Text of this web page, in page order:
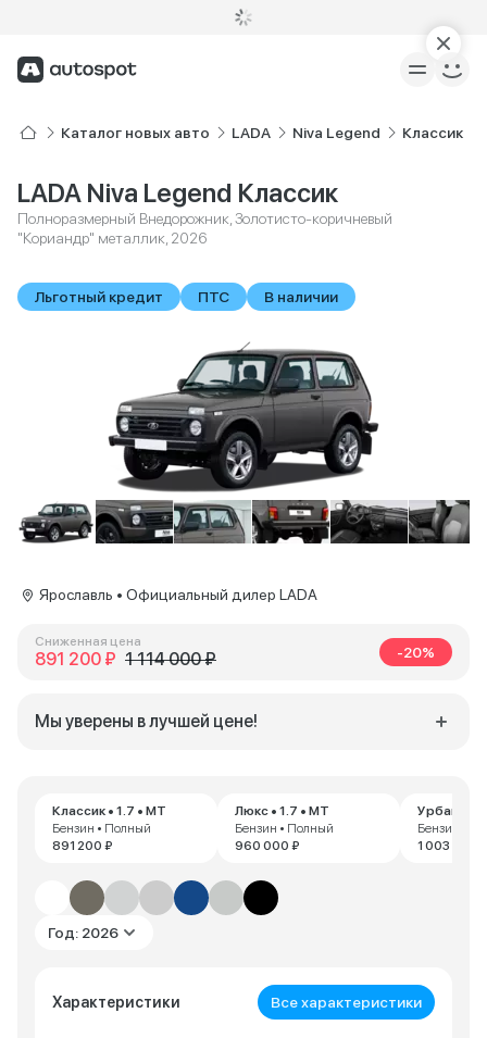
Каталог новых авто LADA Niva Legend Классик
LADA Niva Legend Классик
Полноразмерный Внедорожник, Золотисто-коричневый
"Кориандр" металлик, 2026
Льготный кредит ПТС В наличии
Классик • 1.7 • MT
Бензин • Полный
891 200 ₽
Люкс • 1.7 • MT
Бензин • Полный
960 000 ₽
Урбан •
Бензин •
1 003 200 ₽
Год: 2026
Характеристики Все характеристики
Ярославль • Официальный дилер LADA
Сниженная цена
891 200 ₽ 1 114 000 ₽ -20%
Мы уверены в лучшей цене!